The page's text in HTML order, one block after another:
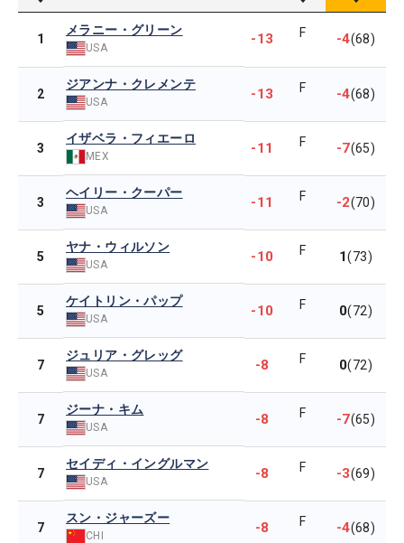
1
メラニー・グリーン
USA
-13 F -4(68)
2
ジアンナ・クレメンテ
USA -13 F -4(68)
3
イザベラ・フィエーロ
MEX -11 F -7(65)
3
ヘイリー・クーパー
USA -11 F -2(70)
5
ヤナ・ウィルソン
USA -10 F 1(73)
5
ケイトリン・パップ
USA -10 F 0(72)
7
ジュリア・グレッグ
USA -8 F 0(72)
7
ジーナ・キム
USA -8 F -7(65)
7
セイディ・イングルマン
USA -8 F -3(69)
7
スン・ジャーズー
CHI -8 F -4(68)